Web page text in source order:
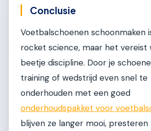
Conclusie
Voetbalschoenen schoonmaken
rocket science, maar het vereist
beetje discipline. Door je
training of wedstrijd even snel te
onderhouden met een goed
onderhoudspakket voor
blijven ze langer mooi,